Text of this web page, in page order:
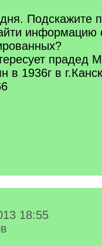
Подскажите
информацию
прадед
в 1936г в
18:55